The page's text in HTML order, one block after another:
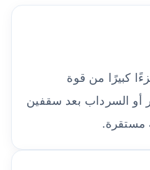
كبيرًا من قوة
أو السرداب بعد سقفين
مستقرة.